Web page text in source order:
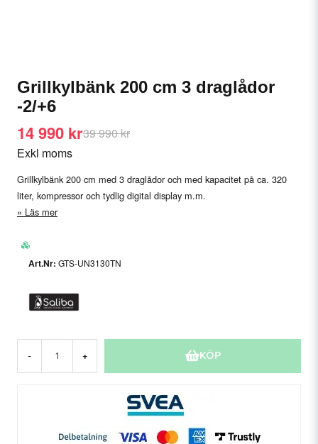
Grillkylbänk 200 cm 3 draglådor
-2/+6
39 990 kr
14 990 kr
Exkl moms
Grillkylbänk 200 cm med 3 draglådor och med kapacitet på ca. 320
liter, kompressor och tydlig digital display m.m.
Läs mer
GTS-UN3130TN
- + KÖP